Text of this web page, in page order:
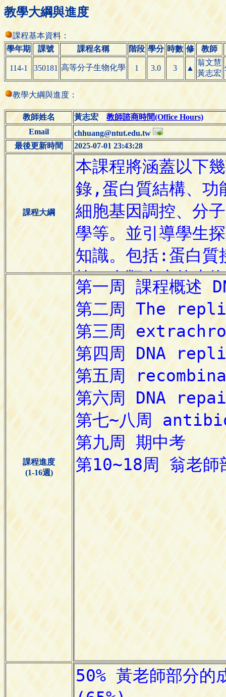
教學大綱與進度
課程基本資料：
學年期
課號 課程名稱 階段 學分 時數 修 教師
114-1 350181 高等分子生物化學 1 3.0 3 ▲
翁文慧
黃志宏
教學大綱與進度：
教師姓名 黃志宏教師諮商時間(Office Hours)
Email
chhuang@ntut.edu.tw
最後更新時間
2025-07-01 23:43:28
課程大綱
課程進度
(1-16週)